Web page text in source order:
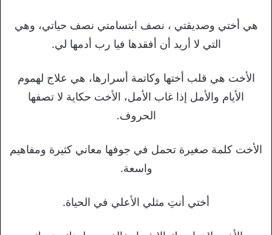
هي أختي وصديقتي ، نصف ابتسامتي نصف حياتي، وهي
التي لا أريد أن أفقدها فيا رب أدمها لي.
الأخت هي قلب أختها وكاتمة أسرارها، هي علاج لهموم
الأيام والأمل إذا غاب الأمل، الأخت حكاية لا تصفها
الحروف.
الأخت كلمة صغيرة تحمل في جوفها معاني كثيرة ومفاهيم
واسعة.
أختي أنتِ مثلي الأعلي في الحياة.